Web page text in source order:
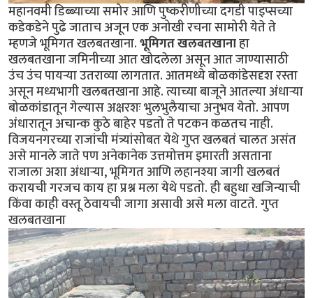
महानवमी डिब्ब्याच्या समोर आणि पुष्करीणीच्या दगडी पाइप्सच्या
कडेकडेने पुढे जाताच अजून एक अनोखी रचना सामोरी येते ते
म्हणजे भूमिगत खलबतखाना.भूमिगत खलबतखानाहा
खलबतखाना जमिनीच्या आत खोदलेला असून आत जाण्यासाठी
उंच उंच पायर्‍या उतराव्या लागतात. आतमध्ये बोळकांडेसदृश रस्ता
असून मध्यभागी खलबतखाना आहे. त्याच्या बाजूने आतल्या अंधार्‍या
बोळकांडातून गेल्यास अक्षरशः भुलभुलैयाचा अनुभव येतो. आपण
अंधारातून अचान्क कुठे बाहेर पडतो ते पटकन कळतच नाही.
विजयनगरच्या राजांची मंत्र्यांसोबत येथे गुप्त खलबतं चालत असंत
असे मानले जाते पण अनेकानेक उत्तमोत्तम इमारती असताना
राजाला अशा अंधार्‍या, भूमिगत आणि लहानश्या जागी खलबतं
करायची गरजच काय हा प्रश्न मला येथे पडतो. ही बहुधा खजिन्याची
किंवा काही वस्तू ठेवायची जागा असावी असे मला वाटते. गुप्त
खलबतखाना